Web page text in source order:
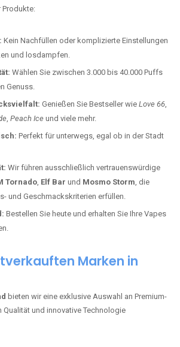
Produkte:
Kein Nachfüllen oder komplizierte Einstellungen
und losdampfen.
Wählen Sie zwischen 3.000 bis 40.000 Puffs
Genuss.
Genießen Sie Bestseller wie Love 66,
, Peach Ice und viele mehr.
Perfekt für unterwegs, egal ob in der Stadt
Wir führen ausschließlich vertrauenswürdige
Tornado, Elf Bar und Mosmo Storm, die
und Geschmackskriterien erfüllen.
Bestellen Sie heute und erhalten Sie Ihre Vapes
Marken in
bieten wir eine exklusive Auswahl an Premium-
Qualität und innovative Technologie